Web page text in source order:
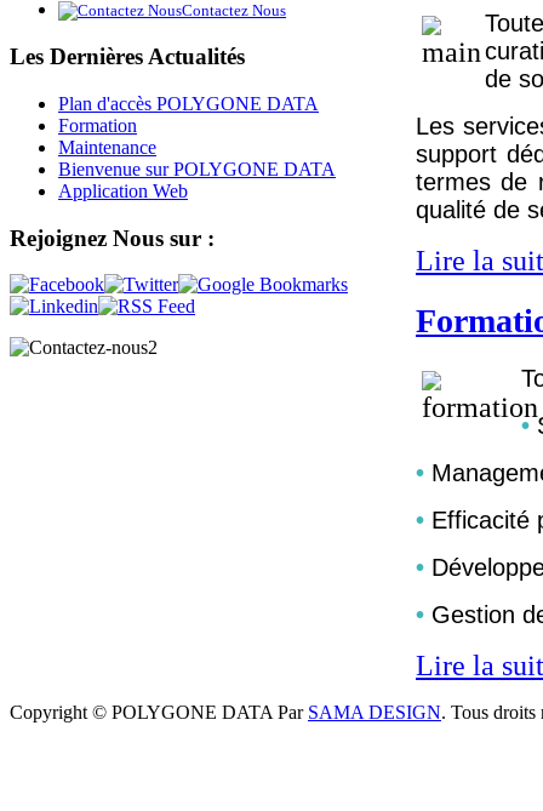
Contactez Nous
Les Dernières Actualités
Plan d'accès POLYGONE DATA
Formation
Maintenance
Bienvenue sur POLYGONE DATA
Application Web
Rejoignez Nous sur :
de
Les
support
termes de
qualité de
Lire la
•
•
• Efficacité
•
• Gestion
Lire la
Copyright © POLYGONE DATA Par SAMA DESIGN. Tous droits